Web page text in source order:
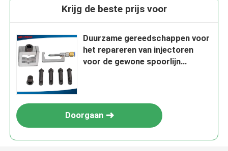
Krijg de beste prijs voor
Duurzame gereedschappen voor
het repareren van injectoren
voor de gewone spoorlijn
Doorgaan